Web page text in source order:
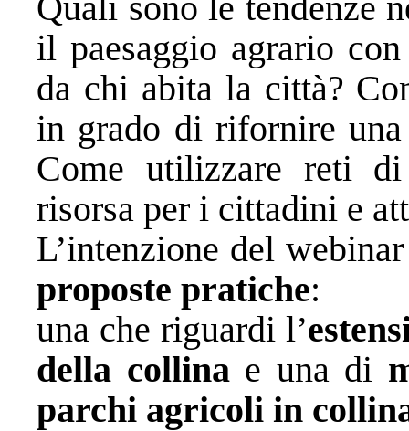
il paesaggio agrario
da chi abita la città?
in grado di rifornire
Come utilizzare reti
risorsa per i cittadini e
L’intenzione del
proposte pratiche:
una che riguardi l’
della collinae una di
parchi agricoli in